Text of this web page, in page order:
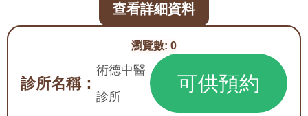
瀏覽數: 0
診所名稱：
術德中醫
診所
可供預約
查看詳細資料